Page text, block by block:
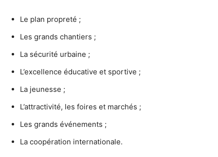
Le plan propreté ;
Les grands chantiers ;
La sécurité urbaine ;
L’excellence éducative et sportive ;
La jeunesse ;
L’attractivité, les foires et marchés ;
Les grands événements ;
La coopération internationale.